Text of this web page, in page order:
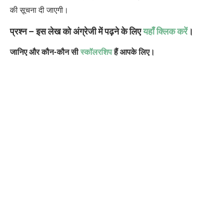
की सूचना दी जाएगी।
प्रश्न – इस लेख को अंग्रेजी में पढ़ने के लिएयहाँ क्लिक करें।
जानिए और कौन-कौन सीस्कॉलरशिपहैं आपके लिए।